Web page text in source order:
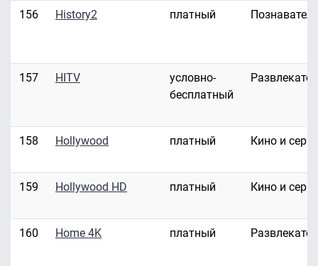
156 History2 платный
157 HITV
условно-
бесплатный
158 Hollywood платный Кино и
159 Hollywood HD платный Кино и
160 Home 4K платный